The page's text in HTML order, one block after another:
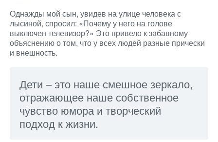
Однажды мой сын, увидев на улице человека с
лысиной, спросил: «Почему у него на голове
выключен телевизор?» Это привело к забавному
объяснению о том, что у всех людей разные прически
и внешность.
Дети – это наше смешное зеркало,
отражающее наше собственное
чувство юмора и творческий
подход к жизни.